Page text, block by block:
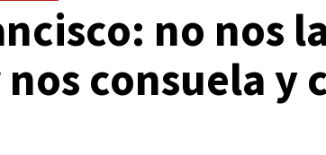
no nos
consuela y